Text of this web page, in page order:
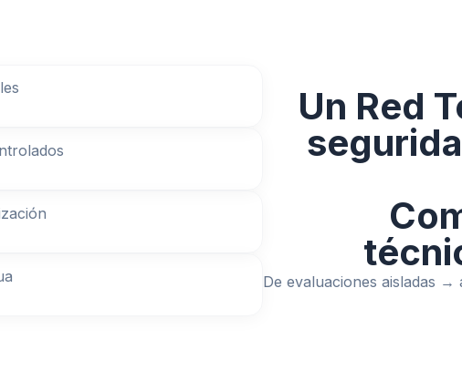
Un Red
De evaluaciones aisladas →